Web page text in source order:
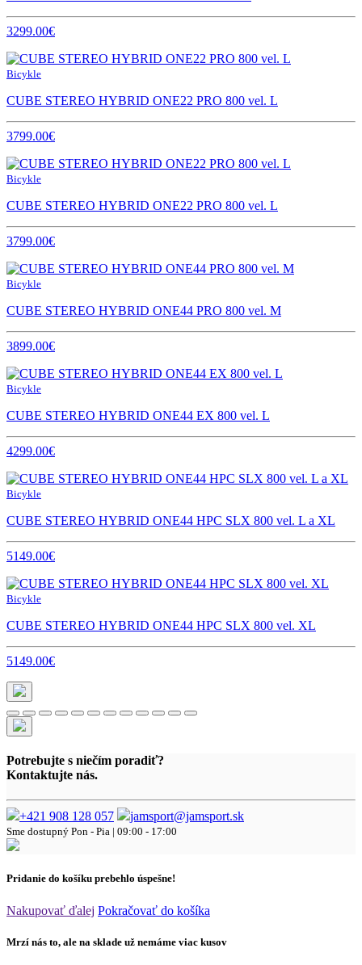
3299.00€
Bicykle
CUBE STEREO HYBRID ONE22 PRO 800 vel. L
3799.00€
Bicykle
CUBE STEREO HYBRID ONE22 PRO 800 vel. L
3799.00€
Bicykle
CUBE STEREO HYBRID ONE44 PRO 800 vel. M
3899.00€
Bicykle
CUBE STEREO HYBRID ONE44 EX 800 vel. L
4299.00€
Bicykle
CUBE STEREO HYBRID ONE44 HPC SLX 800 vel. L a XL
5149.00€
Bicykle
CUBE STEREO HYBRID ONE44 HPC SLX 800 vel. XL
5149.00€
Potrebujte s niečím poradiť?
Kontaktujte nás.
+421 908 128 057 jamsport@jamsport.sk
Sme dostupný Pon - Pia | 09:00 - 17:00
Pridanie do košíku prebehlo úspešne!
Nakupovať ďalej Pokračovať do košíka
Mrzí nás to, ale na sklade už nemáme viac kusov